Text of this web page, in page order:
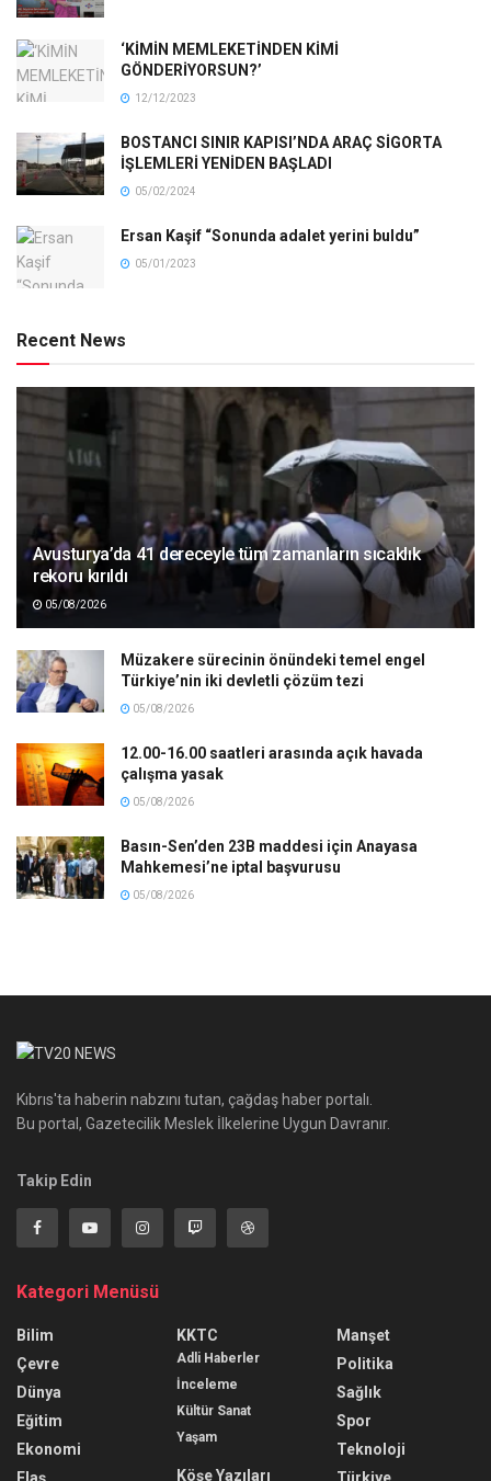
‘KİMİN MEMLEKETİNDEN KİMİ
GÖNDERİYORSUN?’
12/12/2023
BOSTANCI SINIR KAPISI’NDA ARAÇ SİGORTA
İŞLEMLERİ YENİDEN BAŞLADI
05/02/2024
Ersan Kaşif “Sonunda adalet yerini buldu”
05/01/2023
Recent News
Avusturya’da 41 dereceyle tüm zamanların sıcaklık
rekoru kırıldı
05/08/2026
Müzakere sürecinin önündeki temel engel
Türkiye’nin iki devletli çözüm tezi
05/08/2026
12.00-16.00 saatleri arasında açık havada
çalışma yasak
05/08/2026
Basın-Sen’den 23B maddesi için Anayasa
Mahkemesi’ne iptal başvurusu
05/08/2026
Kıbrıs'ta haberin nabzını tutan, çağdaş haber portalı.
Bu portal, Gazetecilik Meslek İlkelerine Uygun Davranır.
Takip Edin
Kategori Menüsü
Bilim
Çevre
Dünya
Eğitim
Ekonomi
Flaş
KKTC
Adli Haberler
İnceleme
Kültür Sanat
Yaşam
Köşe Yazıları
Manşet
Politika
Sağlık
Spor
Teknoloji
Türkiye